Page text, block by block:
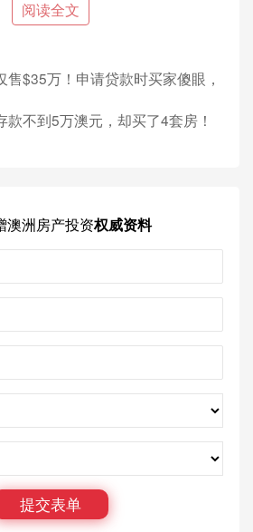
客厅
四口之家，Zimmermans一家节
” 。
计和行为改变，Curtin大学发现
澳元。”“（Zimmermans一家）
间，该房屋以正能量运行。与同
比，它的能源消耗减少了92％。
29日该房产预定的拍卖之前，
阅读全文
售$35万！申请贷款时买家傻眼，
款不到5万澳元，却买了4套房！
澳洲房产投资权威资料
提交表单